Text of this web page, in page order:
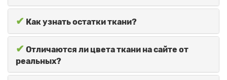
✔ Как узнать остатки ткани?
✔ Отличаются ли цвета ткани на сайте от
реальных?